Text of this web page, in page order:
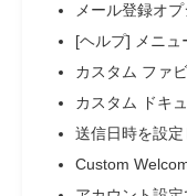
メール登録オ
[ヘルプ] メニュ
カスタム ファ
カスタム ドキ
送信日時を設
Custom